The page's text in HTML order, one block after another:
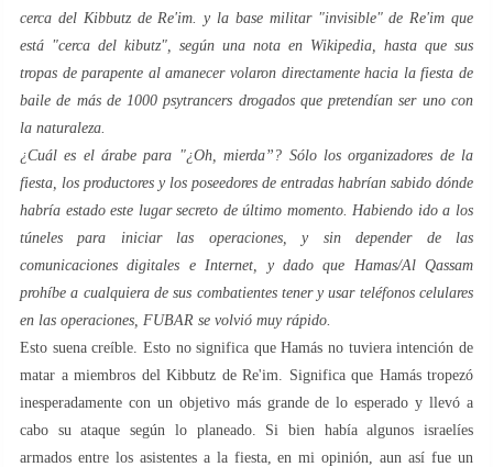
cerca del Kibbutz de Re'im. y la base militar "invisible" de Re'im que
está "cerca del kibutz", según una nota en Wikipedia, hasta que sus
tropas de parapente al amanecer volaron directamente hacia la fiesta de
baile de más de 1000 psytrancers drogados que pretendían ser uno con
la naturaleza.
¿Cuál es el árabe para "¿Oh, mierda”? Sólo los organizadores de la
fiesta, los productores y los poseedores de entradas habrían sabido dónde
habría estado este lugar secreto de último momento. Habiendo ido a los
túneles para iniciar las operaciones, y sin depender de las
comunicaciones digitales e Internet, y dado que Hamas/Al Qassam
prohíbe a cualquiera de sus combatientes tener y usar teléfonos celulares
en las operaciones, FUBAR se volvió muy rápido.
Esto suena creíble. Esto no significa que Hamás no tuviera intención de
matar a miembros del Kibbutz de Re'im. Significa que Hamás tropezó
inesperadamente con un objetivo más grande de lo esperado y llevó a
cabo su ataque según lo planeado. Si bien había algunos israelíes
armados entre los asistentes a la fiesta, en mi opinión, aun así fue un